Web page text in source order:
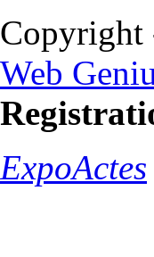
Copyright
Web
ExpoActes